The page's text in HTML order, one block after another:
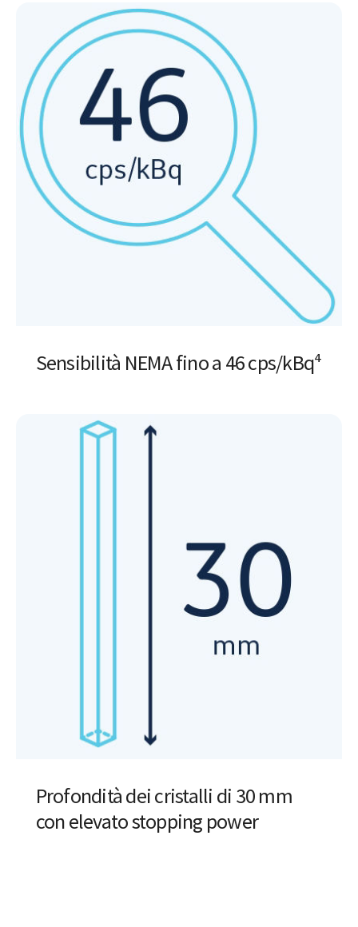
Sensibilità NEMA fino a 46 cps/kBq⁴
Profondità dei cristalli di 30 mm
con elevato stopping power